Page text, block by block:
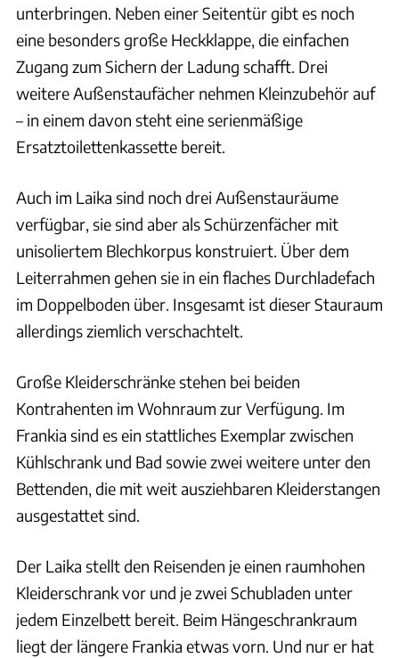
unterbringen. Neben einer Seitentür gibt es noch
eine besonders große Heckklappe, die einfachen
Zugang zum Sichern der Ladung schafft. Drei
weitere Außenstaufächer nehmen Kleinzubehör auf
– in einem davon steht eine serienmäßige
Ersatztoilettenkassette bereit.
Auch im Laika sind noch drei Außenstauräume
verfügbar, sie sind aber als Schürzenfächer mit
unisoliertem Blechkorpus konstruiert. Über dem
Leiterrahmen gehen sie in ein flaches Durchladefach
im Doppelboden über. Insgesamt ist dieser Stauraum
allerdings ziemlich verschachtelt.
Große Kleiderschränke stehen bei beiden
Kontrahenten im Wohnraum zur Verfügung. Im
Frankia sind es ein stattliches Exemplar zwischen
Kühlschrank und Bad sowie zwei weitere unter den
Bettenden, die mit weit ausziehbaren Kleiderstangen
ausgestattet sind.
Der Laika stellt den Reisenden je einen raumhohen
Kleiderschrank vor und je zwei Schubladen unter
jedem Einzelbett bereit. Beim Hängeschrankraum
liegt der längere Frankia etwas vorn. Und nur er hat